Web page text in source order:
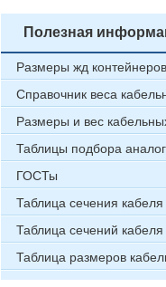
Полезная
Размеры жд контейнеров
Справочник веса
Размеры и вес
Таблицы подбора
ГОСТы
Таблица сечения
Таблица сечений
Таблица размеров